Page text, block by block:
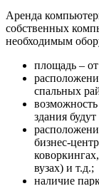
Аренда
собственных
необходимым
площадь –
спальных
здания
бизнес-
вузах) и т.д.;
наличие